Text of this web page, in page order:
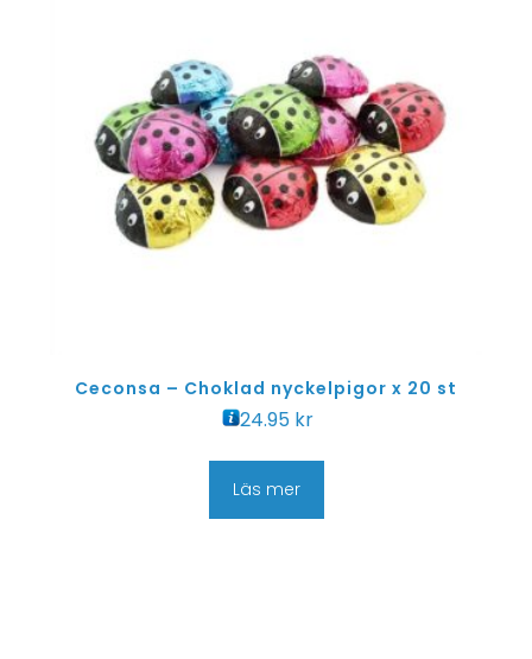
Ceconsa – Choklad nyckelpigor x 20 st
24.95 kr
Läs mer